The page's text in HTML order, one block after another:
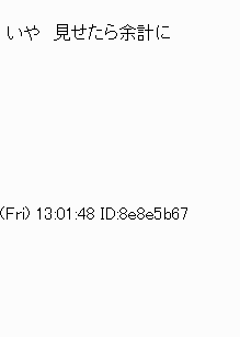
せたら余計に
13:01:48 ID:8e8e5b67